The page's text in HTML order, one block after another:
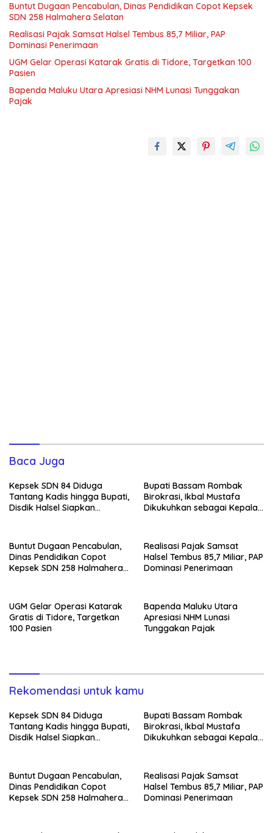
Buntut Dugaan Pencabulan, Dinas Pendidikan Copot Kepsek
SDN 258 Halmahera Selatan
Realisasi Pajak Samsat Halsel Tembus 85,7 Miliar, PAP
Dominasi Penerimaan
UGM Gelar Operasi Katarak Gratis di Tidore, Targetkan 100
Pasien
Bapenda Maluku Utara Apresiasi NHM Lunasi Tunggakan
Pajak
Baca Juga
Kepsek SDN 84 Diduga
Tantang Kadis hingga Bupati,
Disdik Halsel Siapkan
Bupati Bassam Rombak
Birokrasi, Ikbal Mustafa
Dikukuhkan sebagai Kepala
Buntut Dugaan Pencabulan,
Dinas Pendidikan Copot
Kepsek SDN 258 Halmahera
Realisasi Pajak Samsat
Halsel Tembus 85,7 Miliar, PAP
Dominasi Penerimaan
UGM Gelar Operasi Katarak
Gratis di Tidore, Targetkan
100 Pasien
Bapenda Maluku Utara
Apresiasi NHM Lunasi
Tunggakan Pajak
Rekomendasi untuk kamu
Kepsek SDN 84 Diduga
Tantang Kadis hingga Bupati,
Disdik Halsel Siapkan
Bupati Bassam Rombak
Birokrasi, Ikbal Mustafa
Dikukuhkan sebagai Kepala
Buntut Dugaan Pencabulan,
Dinas Pendidikan Copot
Kepsek SDN 258 Halmahera
Realisasi Pajak Samsat
Halsel Tembus 85,7 Miliar, PAP
Dominasi Penerimaan